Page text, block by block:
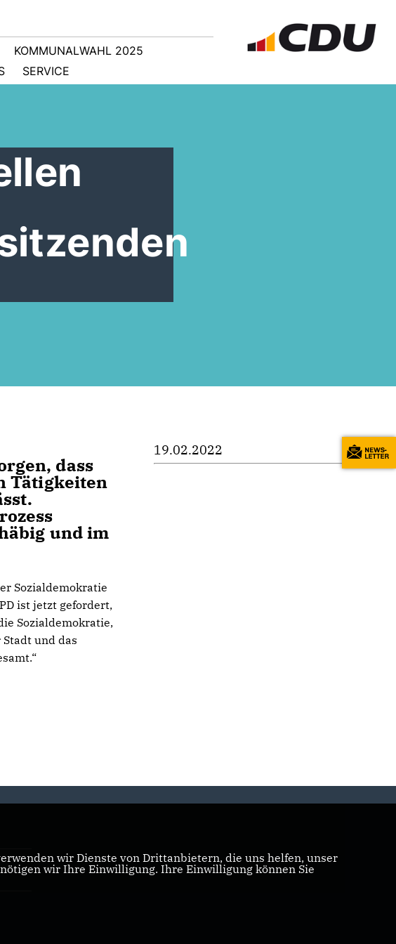
KOMMUNALWAHL 2025
SERVICE
dass
Tätigkeiten
und im
Sozialdemokratie
ist jetzt gefordert,
Sozialdemokratie,
und das
19.02.2022
wir Dienste von Drittanbietern, die uns helfen, unser
wir Ihre Einwilligung. Ihre Einwilligung können Sie